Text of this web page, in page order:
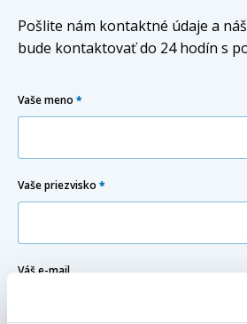
Pošlite nám kontaktné údaje a
bude kontaktovať do 24 hodín s
Vaše meno *
Vaše priezvisko *
Váš e-mail